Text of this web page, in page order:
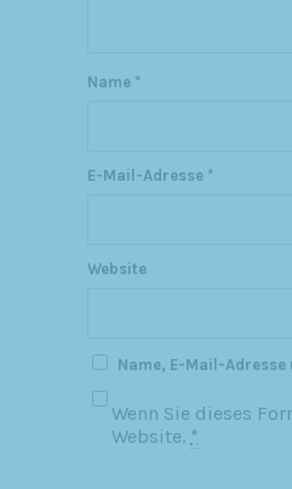
Name *
E-Mail-Adresse *
Website
Name, E-Mail-
Wenn Sie dieses
Website. *